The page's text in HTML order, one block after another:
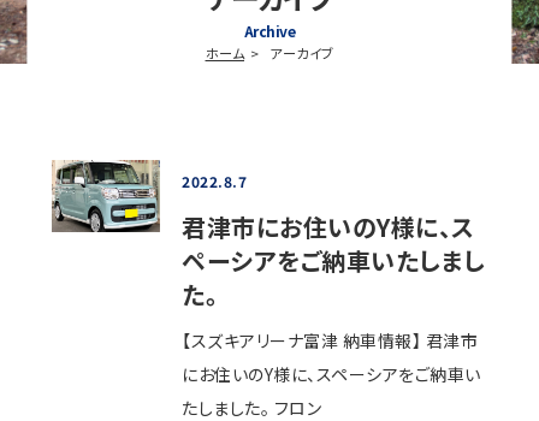
Archive
ホーム アーカイブ
2022.8.7
君津市にお住いのY様に、ス
ペーシアをご納車いたしまし
た。
【スズキアリーナ富津 納車情報】 君津市
にお住いのY様に、スペーシアをご納車い
たしました。 フロン